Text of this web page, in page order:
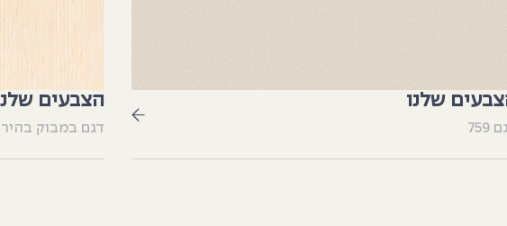
שלנו
759
הצבעים
דגם במבוק בהיר